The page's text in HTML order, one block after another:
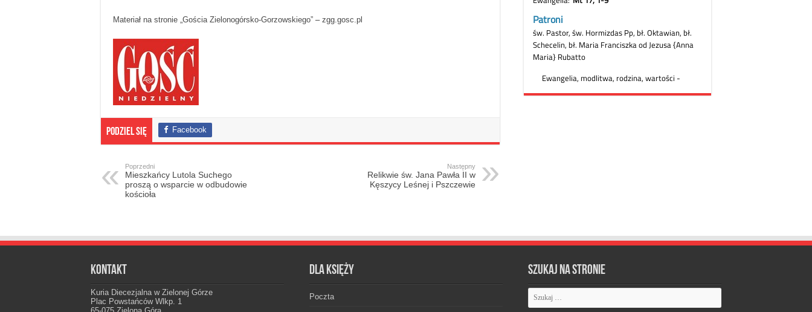
Materiał na stronie „Gościa Zielonogórsko-Gorzowskiego” – zgg.gosc.pl
Podziel się Facebook
Poprzedni
Mieszkańcy Lutola Suchego
proszą o wsparcie w odbudowie
kościoła
Następny
Relikwie św. Jana Pawła II w
Kęszycy Leśnej i Pszczewie
Kontakt
Kuria Diecezjalna w Zielonej Górze
Plac Powstańców Wlkp. 1
Dla księży
Poczta
Szukaj na stronie